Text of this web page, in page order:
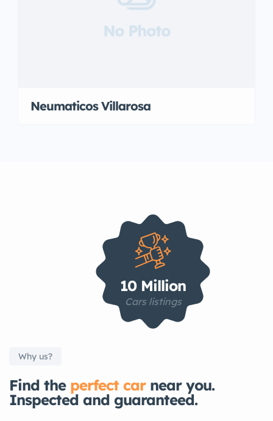
No Photo
Neumaticos Villarosa
10 Million
Cars listings
Why us?
Find the perfect carnear you.
Inspected and guaranteed.